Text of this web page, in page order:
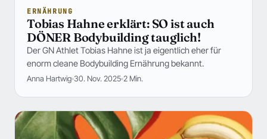
ERNÄHRUNG
Tobias Hahne erklärt: SO ist auch
DÖNER Bodybuilding tauglich!
Der GN Athlet Tobias Hahne ist ja eigentlich eher für
enorm cleane Bodybuilding Ernährung bekannt.
Anna Hartwig 30. Nov. 2025 2 Min.